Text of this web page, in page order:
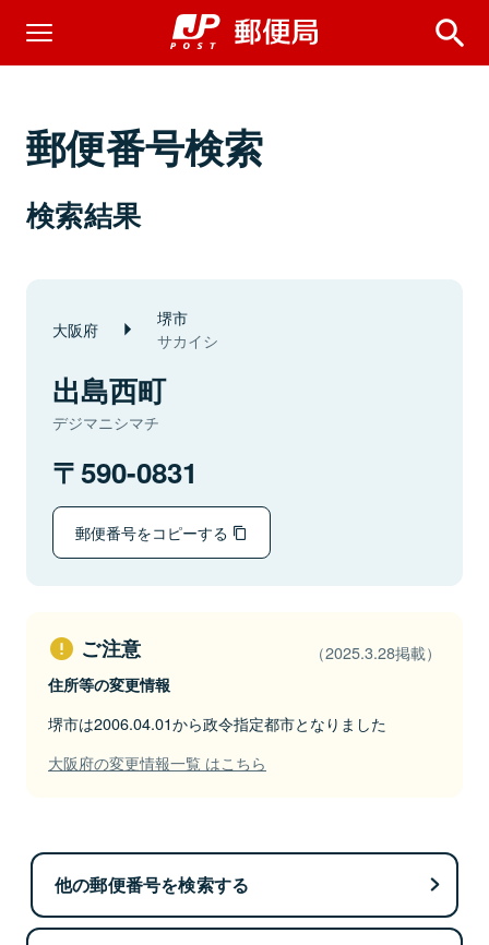
郵便番号検索
検索結果
大阪府 堺市
サカイシ
出島西町
デジマニシマチ
590-0831
郵便番号をコピーする
ご注意 （2025.3.28掲載）
住所等の変更情報
堺市は2006.04.01から政令指定都市となりました
大阪府の変更情報一覧 はこちら
他の郵便番号を検索する